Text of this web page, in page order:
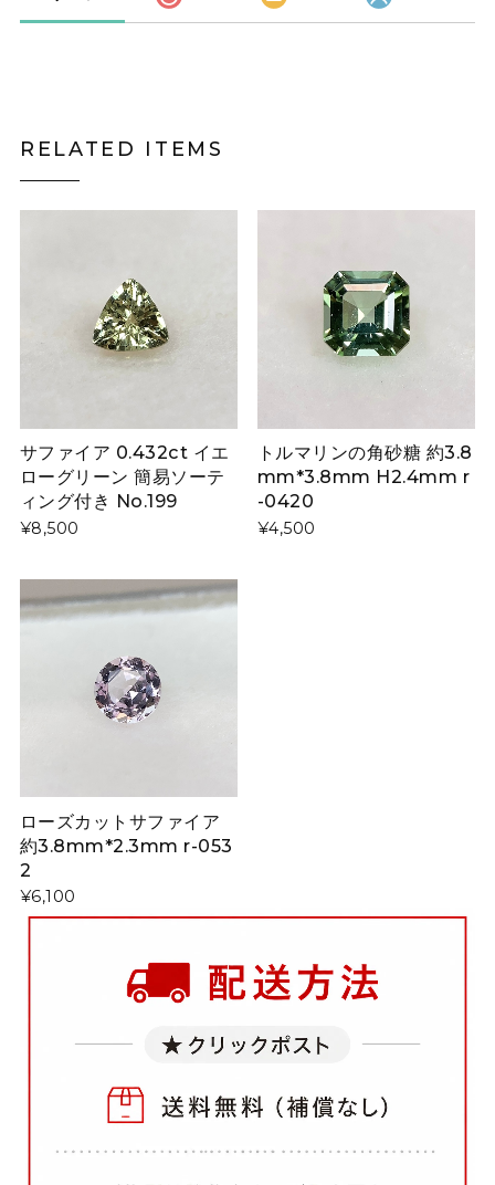
RELATED ITEMS
サファイア 0.432ct イエ
ローグリーン 簡易ソーテ
ィング付き No.199
¥8,500
トルマリンの角砂糖 約3.8
mm*3.8mm H2.4mm r
-0420
¥4,500
ローズカットサファイア
約3.8mm*2.3mm r-053
2
¥6,100